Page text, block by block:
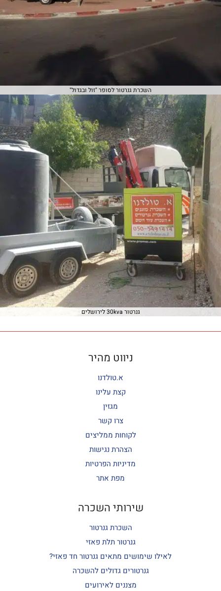
השכרת גנרטור לסופר "זול ובגדול"
גנרטור 30kva לירושלים
ניווט מהיר
א.טולדנו
קצת עלינו
מגזין
צרו קשר
לקוחות ממליצים
הצהרת נגישות
מדיניות הפרטיות
מפת אתר
שירותי השכרה
השכרת גנרטור
גנרטור תלת פאזי
לאילו שימושים מתאים גנרטור חד פאזי?
גנרטורים גדולים להשכרה
מצננים לאירועים